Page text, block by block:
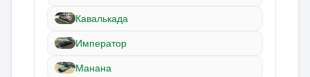
Кавалькада
Император
Манана